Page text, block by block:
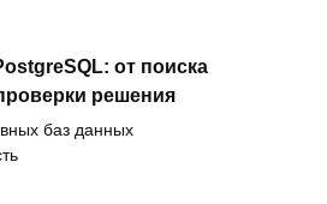
от поиска
решения
баз данных